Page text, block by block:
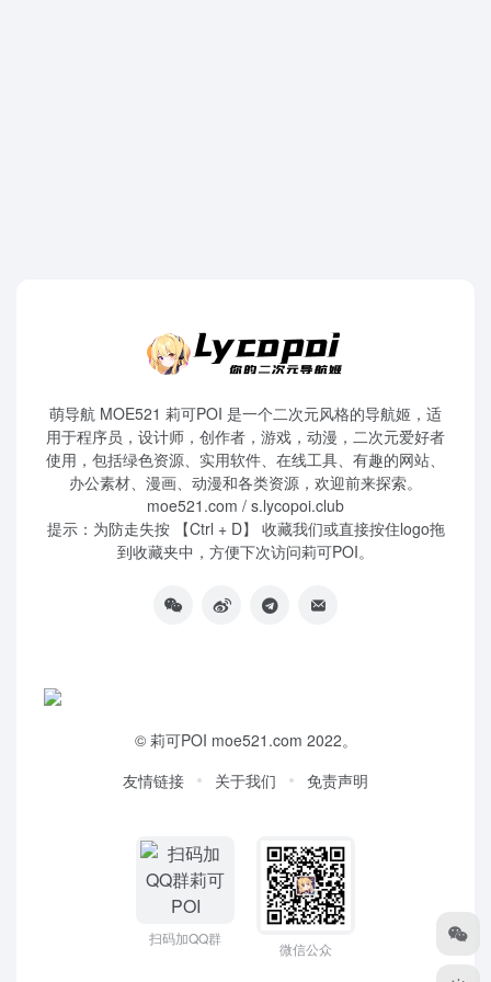
萌导航 MOE521 莉可POI 是一个二次元风格的导航姬，适
用于程序员，设计师，创作者，游戏，动漫，二次元爱好者
使用，包括绿色资源、实用软件、在线工具、有趣的网站、
办公素材、漫画、动漫和各类资源，欢迎前来探索。
moe521.com / s.lycopoi.club
提示：为防走失按 【Ctrl + D】 收藏我们或直接按住logo拖
到收藏夹中，方便下次访问莉可POI。
© 莉可POI moe521.com 2022。
友情链接
关于我们 免责声明
扫码加QQ群
微信公众